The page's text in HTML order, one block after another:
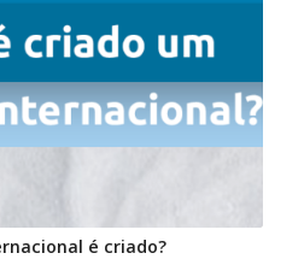
é criado?